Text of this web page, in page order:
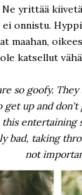
Ne yrittää
onnistu.
maahan,
katsellut
so goofy.
get up and
this entertaining
bad, taking
not